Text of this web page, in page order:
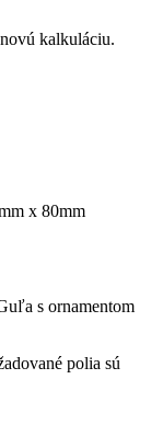
kalkuláciu.
x 80mm
s ornamentom
polia sú